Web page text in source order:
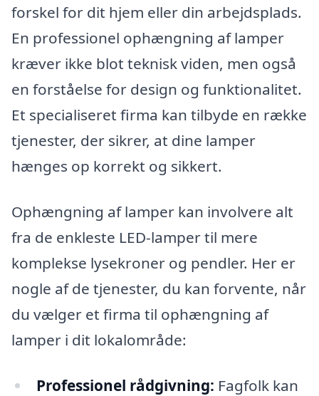
forskel for dit hjem eller din arbejdsplads.
En professionel ophængning af lamper
kræver ikke blot teknisk viden, men også
en forståelse for design og funktionalitet.
Et specialiseret firma kan tilbyde en række
tjenester, der sikrer, at dine lamper
hænges op korrekt og sikkert.
Ophængning af lamper kan involvere alt
fra de enkleste LED-lamper til mere
komplekse lysekroner og pendler. Her er
nogle af de tjenester, du kan forvente, når
du vælger et firma til ophængning af
lamper i dit lokalområde:
Professionel rådgivning: Fagfolk kan